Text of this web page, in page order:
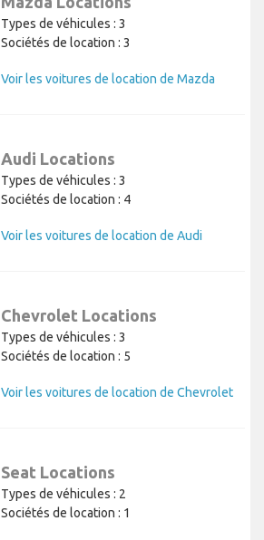
Types de véhicules : 3
Sociétés de location : 3
Voir les voitures de location de Mazda
Audi Locations
Types de véhicules : 3
Sociétés de location : 4
Voir les voitures de location de Audi
Chevrolet Locations
Types de véhicules : 3
Sociétés de location : 5
Voir les voitures de location de Chevrolet
Seat Locations
Types de véhicules : 2
Sociétés de location : 1